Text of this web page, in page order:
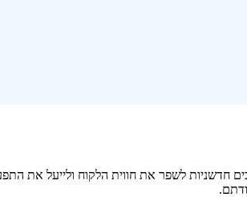
חדשניות לשפר את חווית הלקוח ולייעל את